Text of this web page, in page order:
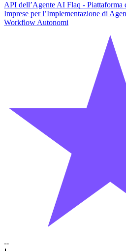
API dell’Agente AI Flaq -
Imprese per l’Implementazione di
Workflow Autonomi
--